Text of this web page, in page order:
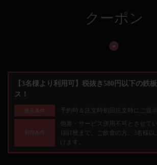
クーポン
【3名様より利用可】税抜き580円以下の鉄
ス！
提示条件 予約時＆注文時初回注文時にご提
利用条件
他券・サービス併用不可とさせて
1回1枚まで。ご飲食の方。3名様
けます。